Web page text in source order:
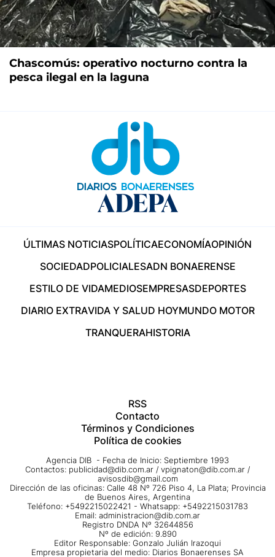
Chascomús: operativo nocturno contra la
pesca ilegal en la laguna
ÚLTIMAS NOTICIASPOLÍTICAECONOMÍAOPINIÓN
SOCIEDADPOLICIALESADN BONAERENSE
ESTILO DE VIDAMEDIOSEMPRESASDEPORTES
DIARIO EXTRAVIDA Y SALUD HOYMUNDO MOTOR
TRANQUERAHISTORIA
RSS
Contacto
Términos y Condiciones
Política de cookies
Agencia DIB - Fecha de Inicio: Septiembre 1993
Contactos: publicidad@dib.com.ar / vpignaton@dib.com.ar /
avisosdib@gmail.com
Dirección de las oficinas: Calle 48 Nº 726 Piso 4, La Plata; Provincia
de Buenos Aires, Argentina
Teléfono: +5492215022421 - Whatsapp: +5492215031783
Email: administracion@dib.com.ar
Registro DNDA Nº 32644856
Nº de edición: 9.890
Editor Responsable: Gonzalo Julián Irazoqui
Empresa propietaria del medio: Diarios Bonaerenses SA